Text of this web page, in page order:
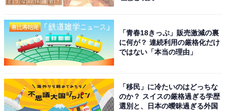
「青春18きっぷ」販売激減の裏
に何が？ 連続利用の厳格化だけ
ではない「本当の理由」
「移民」に冷たいのはどっちな
のか？ スイスの厳格過ぎる学歴
選別と、日本の曖昧過ぎる外国